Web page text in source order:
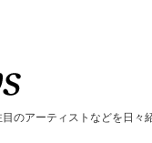
のアーティストなどを日々